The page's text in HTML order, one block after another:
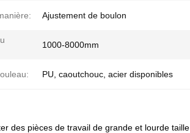
Ajustement de boulon
1000-8000mm
PU, caoutchouc, acier disponibles
des pièces de travail de grande et lourde taille